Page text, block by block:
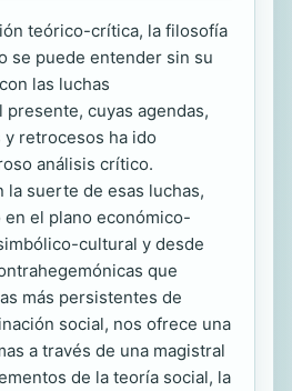
teórico-crítica, la filosofía
se puede entender sin su
las luchas
cuyas agendas,
y retrocesos ha ido
análisis crítico.
la suerte de esas luchas,
el plano económico-
cultural y desde
que
más persistentes de
social, nos ofrece una
a través de una magistral
de la teoría social, la